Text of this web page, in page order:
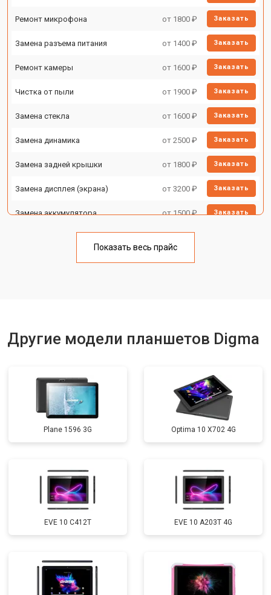
Ремонт микрофона от 1800 ₽ Заказать
Замена разъема питания от 1400 ₽ Заказать
Ремонт камеры от 1600 ₽ Заказать
Чистка от пыли от 1900 ₽ Заказать
Замена стекла от 1600 ₽ Заказать
Замена динамика от 2500 ₽ Заказать
Замена задней крышки от 1800 ₽ Заказать
Замена дисплея (экрана) от 3200 ₽ Заказать
Замена аккумулятора от 1500 ₽ Заказать
от 1750 ₽
Показать весь прайс
Другие модели планшетов Digma
Plane 1596 3G Optima 10 X702 4G
EVE 10 C412T EVE 10 A203T 4G